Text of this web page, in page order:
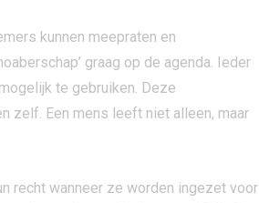
kunnen meepraten en
graag op de agenda. Ieder
te gebruiken. Deze
zelf. Een mens leeft niet alleen, maar
recht wanneer ze worden ingezet voor